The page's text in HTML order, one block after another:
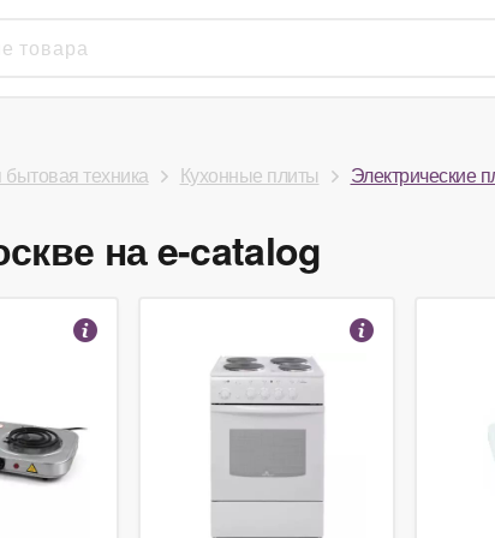
бытовая техника Кухонные плиты Электрические
на e-catalog